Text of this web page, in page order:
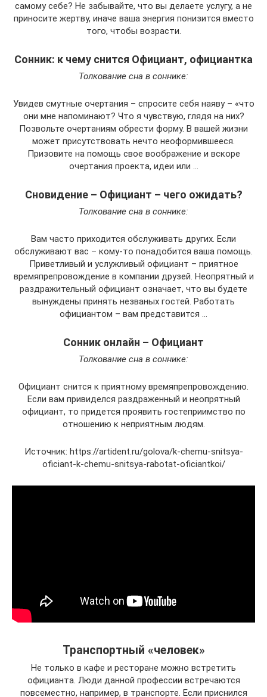
самому себе? Не забывайте, что вы делаете услугу, а не
приносите жертву, иначе ваша энергия понизится вместо
того, чтобы возрасти.
Сонник: к чему снится Официант, официантка
Толкование сна в соннике:
Увидев смутные очертания – спросите себя наяву – «что
они мне напоминают? Что я чувствую, глядя на них?
Позвольте очертаниям обрести форму. В вашей жизни
может присутствовать нечто неоформившееся.
Призовите на помощь свое воображение и вскоре
очертания проекта, идеи или …
Сновидение – Официант – чего ожидать?
Толкование сна в соннике:
Вам часто приходится обслуживать других. Если
обслуживают вас – кому-то понадобится ваша помощь.
Приветливый и услужливый официант – приятное
времяпрепровождение в компании друзей. Неопрятный и
раздражительный официант означает, что вы будете
вынуждены принять незваных гостей. Работать
официантом – вам представится …
Сонник онлайн – Официант
Толкование сна в соннике:
Официант снится к приятному времяпрепровождению.
Если вам привиделся раздраженный и неопрятный
официант, то придется проявить гостеприимство по
отношению к неприятным людям.
Источник: https://artident.ru/golova/k-chemu-snitsya-
oficiant-k-chemu-snitsya-rabotat-oficiantkoi/
Транспортный «человек»
Не только в кафе и ресторане можно встретить
официанта. Люди данной профессии встречаются
повсеместно, например, в транспорте. Если приснился